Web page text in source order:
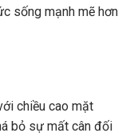
sống mạnh mẽ hơn
chiều cao mặt
bỏ sự mất cân đối